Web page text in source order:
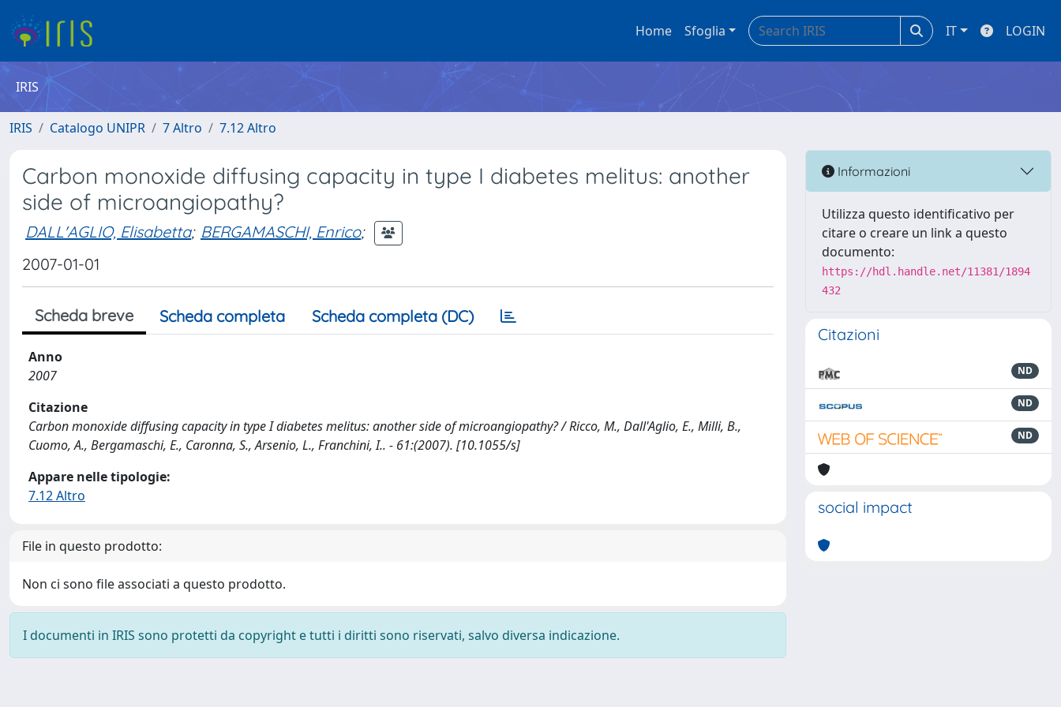
Home Sfoglia IT LOGIN
IRIS
IRIS Catalogo UNIPR 7 Altro 7.12 Altro
Carbon monoxide diffusing capacity in type I diabetes melitus: another
side of microangiopathy?
DALL'AGLIO, Elisabetta; BERGAMASCHI, Enrico;
2007-01-01
Scheda breve Scheda completa Scheda completa (DC)
Anno
2007
Citazione
Carbon monoxide diffusing capacity in type I diabetes melitus: another side of microangiopathy? / Ricco, M., Dall'Aglio, E., Milli, B.,
Cuomo, A., Bergamaschi, E., Caronna, S., Arsenio, L., Franchini, I.. - 61:(2007). [10.1055/s]
Appare nelle tipologie:
7.12 Altro
File in questo prodotto:
Non ci sono file associati a questo prodotto.
I documenti in IRIS sono protetti da copyright e tutti i diritti sono riservati, salvo diversa indicazione.
Informazioni
Utilizza questo identificativo per
citare o creare un link a questo
documento:
https://hdl.handle.net/11381/1894
432
Citazioni
ND
ND
ND
social impact